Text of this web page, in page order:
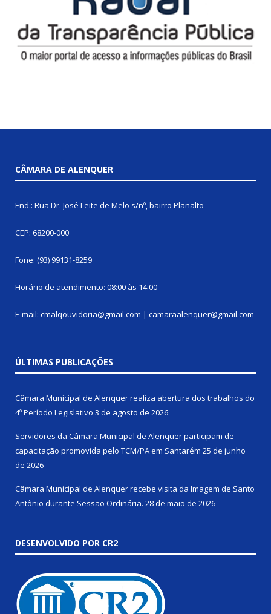
CÂMARA DE ALENQUER
End.: Rua Dr. José Leite de Melo s/nº, bairro Planalto
CEP: 68200-000
Fone: (93) 99131-8259
Horário de atendimento: 08:00 às 14:00
E-mail: cmalqouvidoria@gmail.com | camaraalenquer@gmail.com
ÚLTIMAS PUBLICAÇÕES
Câmara Municipal de Alenquer realiza abertura dos trabalhos do
4º Período Legislativo 3 de agosto de 2026
Servidores da Câmara Municipal de Alenquer participam de
capacitação promovida pelo TCM/PA em Santarém 25 de junho
de 2026
Câmara Municipal de Alenquer recebe visita da Imagem de Santo
Antônio durante Sessão Ordinária. 28 de maio de 2026
DESENVOLVIDO POR CR2